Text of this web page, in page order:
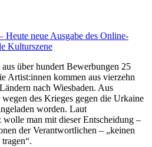
neue Ausgabe des Online-
Kulturszene
über hundert Bewerbungen 25
Artist:innen kommen aus vierzehn
nach Wiesbaden. Aus
des Krieges gegen die Urkaine
worden. Laut
man mit dieser Entscheidung –
der Verantwortlichen – „keinen